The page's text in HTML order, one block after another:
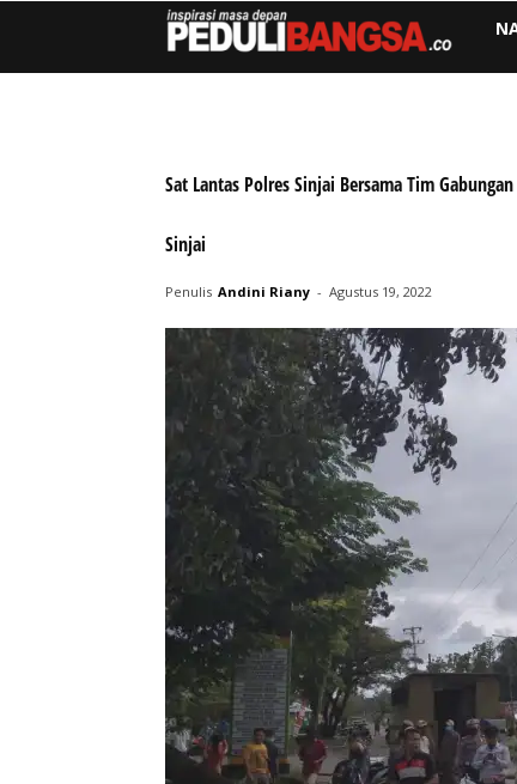
Sat Lantas Polres Sinjai Bersama Tim
Sinjai
Penulis Andini Riany - Agustus 19, 2022